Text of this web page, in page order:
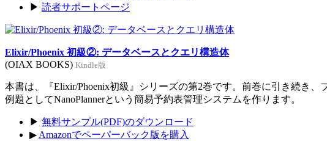
▶ 読者サポートページ
Elixir/Phoenix 初級②: データベースとクエリ構造体
(OIAX BOOKS) Kindle版
本書は、『Elixir/Phoenix初級』シリーズの第2巻です。前巻に引き続き
例題としてNanoPlannerという簡易予約表管理システムを作ります。
▶ 無料サンプル(PDF)のダウンロード
▶ Amazonでペーパーバック版を購入